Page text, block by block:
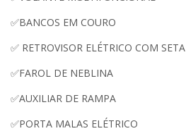
✅BANCOS EM COURO
✅ RETROVISOR ELÉTRICO COM SETA
✅FAROL DE NEBLINA
✅AUXILIAR DE RAMPA
✅PORTA MALAS ELÉTRICO